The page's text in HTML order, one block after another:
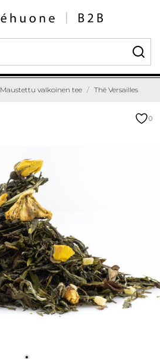
Maustettu valkoinen tee Thé Versailles
0